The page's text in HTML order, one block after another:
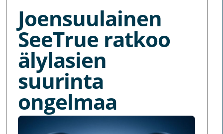
Joensuulainen
SeeTrue ratkoo
älylasien
suurinta
ongelmaa